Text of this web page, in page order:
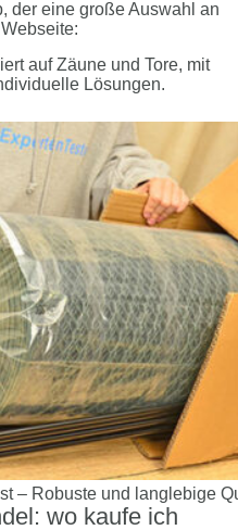
der eine große Auswahl an
auf Zäune und Tore, mit
Lösungen.
– Robuste und langlebige
wo kaufe ich